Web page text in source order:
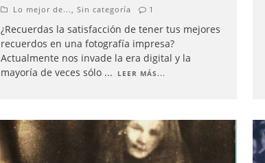
Lo mejor de..., Sin categoría 1
¿Recuerdas la satisfacción de tener tus mejores
recuerdos en una fotografía impresa?
Actualmente nos invade la era digital y la
mayoría de veces sólo ... LEER MÁS...